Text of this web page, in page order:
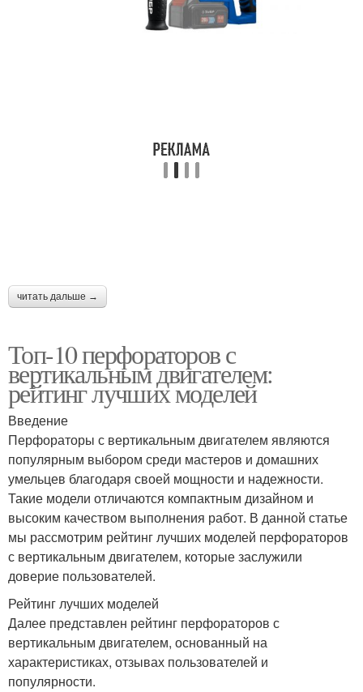
читать дальше →
Топ-10 перфораторов с
вертикальным двигателем:
рейтинг лучших моделей
Введение
Перфораторы с вертикальным двигателем являются
популярным выбором среди мастеров и домашних
умельцев благодаря своей мощности и надежности.
Такие модели отличаются компактным дизайном и
высоким качеством выполнения работ. В данной статье
мы рассмотрим рейтинг лучших моделей перфораторов
с вертикальным двигателем, которые заслужили
доверие пользователей.
Рейтинг лучших моделей
Далее представлен рейтинг перфораторов с
вертикальным двигателем, основанный на
характеристиках, отзывах пользователей и
популярности.